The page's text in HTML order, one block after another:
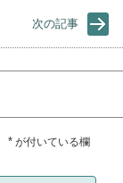
次の記事
* が付いている欄